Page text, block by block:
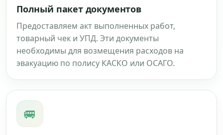
Полный пакет документов
Предоставляем акт выполненных работ,
товарный чек и УПД. Эти документы
необходимы для возмещения расходов на
эвакуацию по полису КАСКО или ОСАГО.
🚐